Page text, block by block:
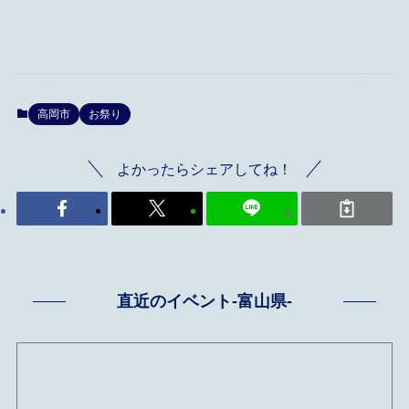
高岡市 お祭り
よかったらシェアしてね！
直近のイベント-富山県-